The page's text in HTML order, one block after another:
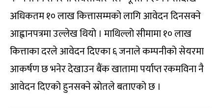
अधिकतम १० लाख कित्तासम्मको लागि आवेदन दिनसक्ने
आह्वानपत्रमा उल्लेख थियो । माथिल्लो सीमामा १० लाख
कित्ताका दरले आवेदन दिएका ६ जनाले कम्पनीको सेयरमा
आकर्षण छ भनेर देखाउन बैंक खातामा पर्याप्त रकमविना नै
आवेदन दिएको हुनसक्ने स्रोतले बताएको छ ।